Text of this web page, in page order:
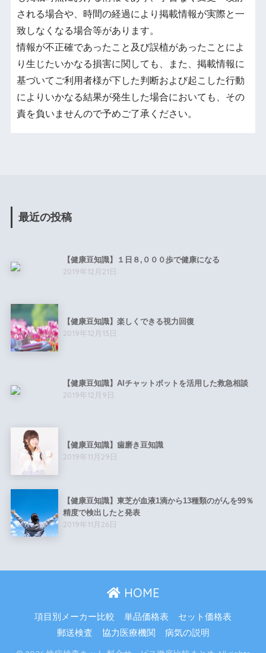
される場合や、時間の経過により掲載情報が実際と一
致しなくなる場合等があります。
情報が不正確であったこと及び誤植があったことによ
り生じたいかなる損害に関しても、また、掲載情報に
基づいてご利用者様が下した判断および起こした行動
によりいかなる結果が発生した場合においても、その
責を負いませんので予めご了承ください。
最近の投稿
【健康豆知識】１日８,０００歩で健康になる
2019年12月21日
【健康豆知識】楽しくできる視力回復
2019年12月13日
【健康豆知識】AIチャットボットを活用した救急相談
2019年12月9日
【健康豆知識】歯磨き豆知識
2019年11月29日
【健康豆知識】東芝が血液1滴から13種類のがんを99％
精度で検出したと発表
2019年11月26日
HOME
項目別メーカー比較 単品価格表
セット価格表
郵送検査
協力医療機関 病気の説明